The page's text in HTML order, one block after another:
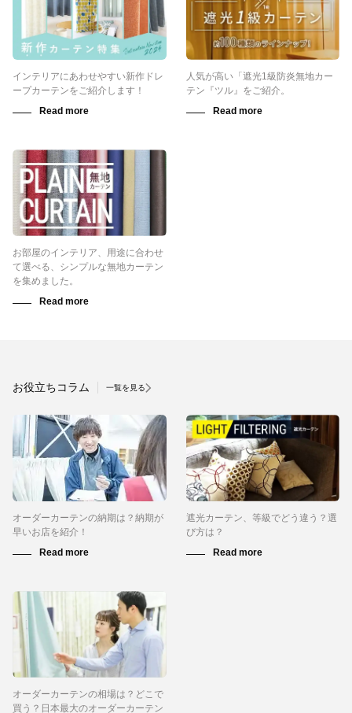
インテリアにあわせやすい新作ドレ
ープカーテンをご紹介します！
人気が高い「遮光1級防炎無地カー
テン『ツル』をご紹介。
お部屋のインテリア、用途に合わせ
て選べる、シンプルな無地カーテン
を集めました。
お役立ちコラム 一覧を見る
オーダーカーテンの納期は？納期が
早いお店を紹介！
遮光カーテン、等級でどう違う？選
び方は？
オーダーカーテンの相場は？どこで
買う？日本最大のオーダーカーテン